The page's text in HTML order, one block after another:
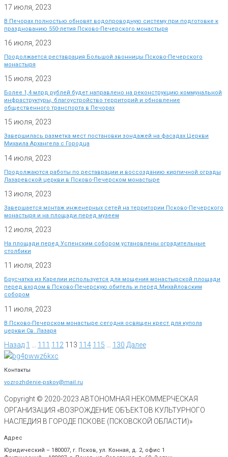
17 июля, 2023
В Печорах полностью обновят водопроводную систему при подготовке к
празднованию 550-летия Псково-Печерского монастыря
16 июля, 2023
Продолжается реставрация Большой звонницы Псково-Печерского
монастыря
15 июля, 2023
Более 1,4 млрд рублей будет направлено на реконструкцию коммунальной
инфраструктуры, благоустройство территорий и обновление
общественного транспорта в Печорах
15 июля, 2023
Завершилась разметка мест постановки зондажей на фасадах Церкви
Михаила Архангела с Городца
14 июля, 2023
Продолжаются работы по реставрации и воссозданию кирпичной ограды
Лазаревской церкви в Псково-Печерском монастыре
13 июля, 2023
Завершается монтаж инженерных сетей на территории Псково-Печерского
монастыря и на площади перед музеем
12 июля, 2023
На площади перед Успенским собором установлены оградительные
столбики
11 июля, 2023
Брусчатка из Карелии используется для мощения монастырской площади
перед входом в Псково-Печерскую обитель и перед Михайловским
собором
11 июля, 2023
В Псково-Печерском монастыре сегодня освящен крест для купола
церкви Св. Лазаря
Назад 1 111 112 113 114 115 130 Далее
Контакты
vozrozhdenie-pskov@mail.ru
Copyright © 2020-2023 АВТОНОМНАЯ НЕКОММЕРЧЕСКАЯ
ОРГАНИЗАЦИЯ «ВОЗРОЖДЕНИЕ ОБЪЕКТОВ КУЛЬТУРНОГО
НАСЛЕДИЯ В ГОРОДЕ ПСКОВЕ (ПСКОВСКОЙ ОБЛАСТИ)»
Адрес
Юридический – 180007, г. Псков, ул. Конная, д. 2, офис 1